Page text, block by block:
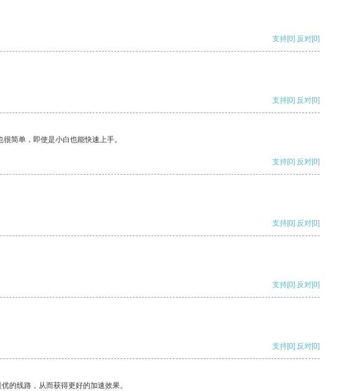
支持[0] 反对[0]
支持[0] 反对[0]
简单，即使是小白也能快速上手。
支持[0] 反对[0]
支持[0] 反对[0]
支持[0] 反对[0]
支持[0] 反对[0]
的线路，从而获得更好的加速效果。